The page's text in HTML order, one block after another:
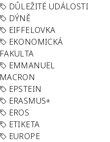
DŮLEŽITÉ UDÁLOSTI
DÝNĚ
EIFFELOVKA
EKONOMICKÁ
FAKULTA
EMMANUEL
MACRON
EPSTEIN
ERASMUS+
EROS
ETIKETA
EUROPE